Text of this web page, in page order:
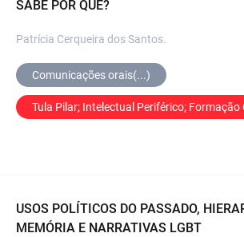
SABE POR QUÊ?
Patrícia Cerqueira dos Santos.
Comunicações orais(...)
Tula Pilar; Intelectual Periférico; Formação
USOS POLÍTICOS DO PASSADO,
MEMÓRIA E NARRATIVAS LGBT